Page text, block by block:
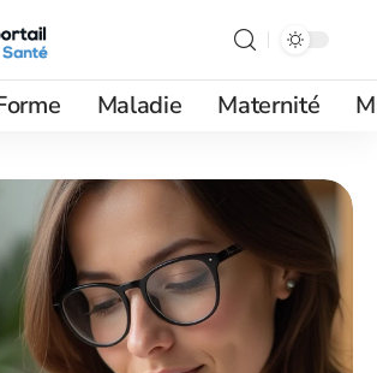
Maladie Maternité